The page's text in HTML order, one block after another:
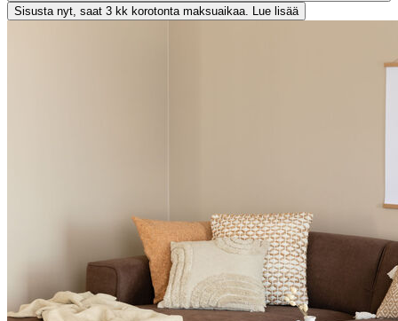
Sisusta nyt, saat 3 kk korotonta maksuaikaa. Lue lisää